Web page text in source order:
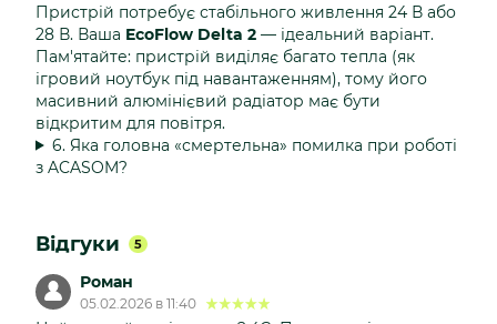
Пристрій потребує стабільного живлення 24 В або
28 В. Ваша EcoFlow Delta 2 — ідеальний варіант.
Пам'ятайте: пристрій виділяє багато тепла (як
ігровий ноутбук під навантаженням), тому його
масивний алюмінієвий радіатор має бути
відкритим для повітря.
6. Яка головна «смертельна» помилка при роботі
з ACASOM?
Відгуки 5
Роман
05.02.2026 в 11:40